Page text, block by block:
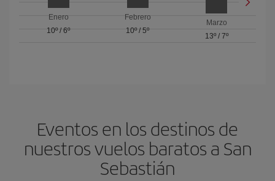
Enero
10º/6º
Febrero
10º/ 5º
Marzo
13º/ 7º
Eventos en los destinos de
nuestros vuelos baratos a San
Sebastián